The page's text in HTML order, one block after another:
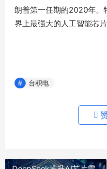
朗普第一任期的2020年。
界上最强大的人工智能芯
台积电